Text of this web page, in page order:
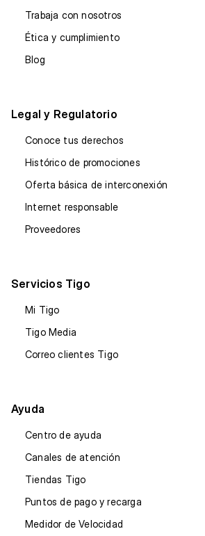
Trabaja con nosotros
Ética y cumplimiento
Blog
Legal y Regulatorio
Conoce tus derechos
Histórico de promociones
Oferta básica de interconexión
Internet responsable
Proveedores
Servicios Tigo
Mi Tigo
Tigo Media
Correo clientes Tigo
Ayuda
Centro de ayuda
Canales de atención
Tiendas Tigo
Puntos de pago y recarga
Medidor de Velocidad